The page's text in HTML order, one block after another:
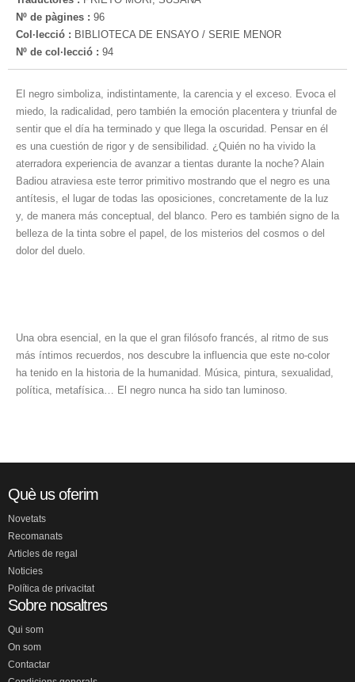
Nº de pàgines : 96
Col·lecció : BIBLIOTECA DE ENSAYO / SERIE MENOR
Nº de col·lecció : 94
El negro simboliza, indistintamente, la carencia y el exceso. Evoca el
miedo, la radicalidad, pero también la emoción placentera y triunfal de
sentir que el día ha terminado y que llega la os­curidad. Pensar en él
es una cuestión de rigor y de sensibilidad. ¿Quién no ha vivido la
aterradora experiencia de avanzar a tientas durante la noche? Alain
Badiou atraviesa este terror primitivo mostrando que el negro es una
antítesis, el lugar de todas las oposiciones, concretamente de la luz
y, de manera más conceptual, del blanco. Pero es también signo de la
belleza de la tinta sobre el papel, de los misterios del cosmos o del
dolor del duelo.
Una obra esencial, en la que el gran filósofo francés, al ritmo de sus
más íntimos recuerdos, nos descubre la influencia que este no-color
ha tenido en la historia de la humanidad. Música, pintura, sexualidad,
política, metafísica… El negro nunca ha sido tan luminoso.
Què us oferim
Novetats
Recomanats
Articles de regal
Noticies
Política de privacitat
Sobre nosaltres
Qui som
On som
Contactar